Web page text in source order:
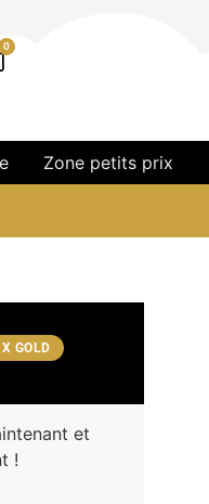
0
Zone petits prix
GOLD
et
!